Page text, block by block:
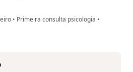
• Primeira consulta psicologia •